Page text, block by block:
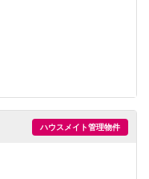
ハウスメイト管理物件